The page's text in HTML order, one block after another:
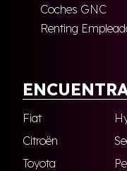
Coches GNC
Renting
Fiat
Citroën
Toyota